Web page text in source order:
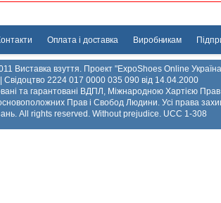
Оплата і доставка Виробникам
Виставка взуття. Проект "ExpoShoes Online
Свідоцтво 2224 017 0000 035 090 від 14.04.2000
та гарантовані ВДПЛ, Міжнародною Хартією
Прав і Свобод Людини. Усі права
All rights reserved. Without prejudice. UCC 1-308